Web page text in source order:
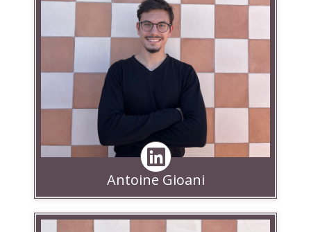
Antoine Gioani
Linkedin